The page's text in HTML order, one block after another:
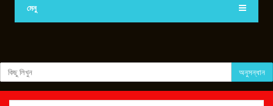
মেনু
অনুসন্ধান